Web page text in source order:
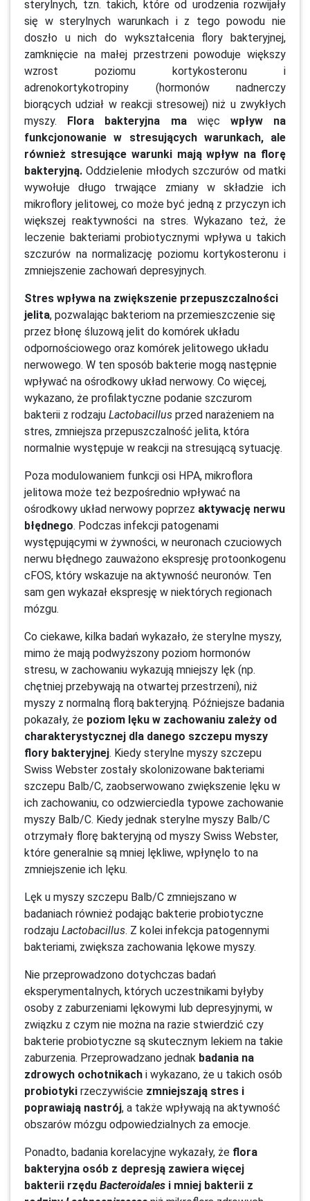
sterylnych, tzn. takich, które od urodzenia rozwijały
się w sterylnych warunkach i z tego powodu nie
doszło u nich do wykształcenia flory bakteryjnej,
zamknięcie na małej przestrzeni powoduje większy
wzrost poziomu kortykosteronu i
adrenokortykotropiny (hormonów nadnerczy
biorących udział w reakcji stresowej) niż u zwykłych
myszy. Flora bakteryjna ma więc wpływ na
funkcjonowanie w stresujących warunkach, ale
również stresujące warunki mają wpływ na florę
bakteryjną. Oddzielenie młodych szczurów od matki
wywołuje długo trwające zmiany w składzie ich
mikroflory jelitowej, co może być jedną z przyczyn ich
większej reaktywności na stres. Wykazano też, że
leczenie bakteriami probiotycznymi wpływa u takich
szczurów na normalizację poziomu kortykosteronu i
zmniejszenie zachowań depresyjnych.
Stres wpływa na zwiększenie przepuszczalności
jelita, pozwalając bakteriom na przemieszczenie się
przez błonę śluzową jelit do komórek układu
odpornościowego oraz komórek jelitowego układu
nerwowego. W ten sposób bakterie mogą następnie
wpływać na ośrodkowy układ nerwowy. Co więcej,
wykazano, że profilaktyczne podanie szczurom
bakterii z rodzaju Lactobacillus przed narażeniem na
stres, zmniejsza przepuszczalność jelita, która
normalnie występuje w reakcji na stresującą sytuację.
Poza modulowaniem funkcji osi HPA, mikroflora
jelitowa może też bezpośrednio wpływać na
ośrodkowy układ nerwowy poprzez aktywację nerwu
błędnego. Podczas infekcji patogenami
występującymi w żywności, w neuronach czuciowych
nerwu błędnego zauważono ekspresję protoonkogenu
cFOS, który wskazuje na aktywność neuronów. Ten
sam gen wykazał ekspresję w niektórych regionach
mózgu.
Co ciekawe, kilka badań wykazało, że sterylne myszy,
mimo że mają podwyższony poziom hormonów
stresu, w zachowaniu wykazują mniejszy lęk (np.
chętniej przebywają na otwartej przestrzeni), niż
myszy z normalną florą bakteryjną. Późniejsze badania
pokazały, że poziom lęku w zachowaniu zależy od
charakterystycznej dla danego szczepu myszy
flory bakteryjnej. Kiedy sterylne myszy szczepu
Swiss Webster zostały skolonizowane bakteriami
szczepu Balb/C, zaobserwowano zwiększenie lęku w
ich zachowaniu, co odzwierciedla typowe zachowanie
myszy Balb/C. Kiedy jednak sterylne myszy Balb/C
otrzymały florę bakteryjną od myszy Swiss Webster,
które generalnie są mniej lękliwe, wpłynęlo to na
zmniejszenie ich lęku.
Lęk u myszy szczepu Balb/C zmniejszano w
badaniach również podając bakterie probiotyczne
rodzaju Lactobacillus. Z kolei infekcja patogennymi
bakteriami, zwiększa zachowania lękowe myszy.
Nie przeprowadzono dotychczas badań
eksperymentalnych, których uczestnikami byłyby
osoby z zaburzeniami lękowymi lub depresyjnymi, w
związku z czym nie można na razie stwierdzić czy
bakterie probiotyczne są skutecznym lekiem na takie
zaburzenia. Przeprowadzano jednak badania na
zdrowych ochotnikach i wykazano, że u takich osób
probiotyki rzeczywiście zmniejszają stres i
poprawiają nastrój, a także wpływają na aktywność
obszarów mózgu odpowiedzialnych za emocje.
Ponadto, badania korelacyjne wykazały, że flora
bakteryjna osób z depresją zawiera więcej
bakterii rzędu Bacteroidales i mniej bakterii z